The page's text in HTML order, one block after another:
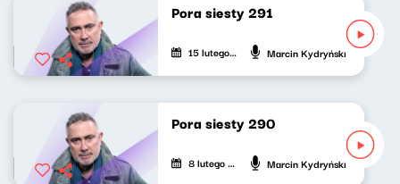
Pora siesty 291
15 lutego 2026 Marcin Kydryński
Pora siesty 290
8 lutego 2026 Marcin Kydryński